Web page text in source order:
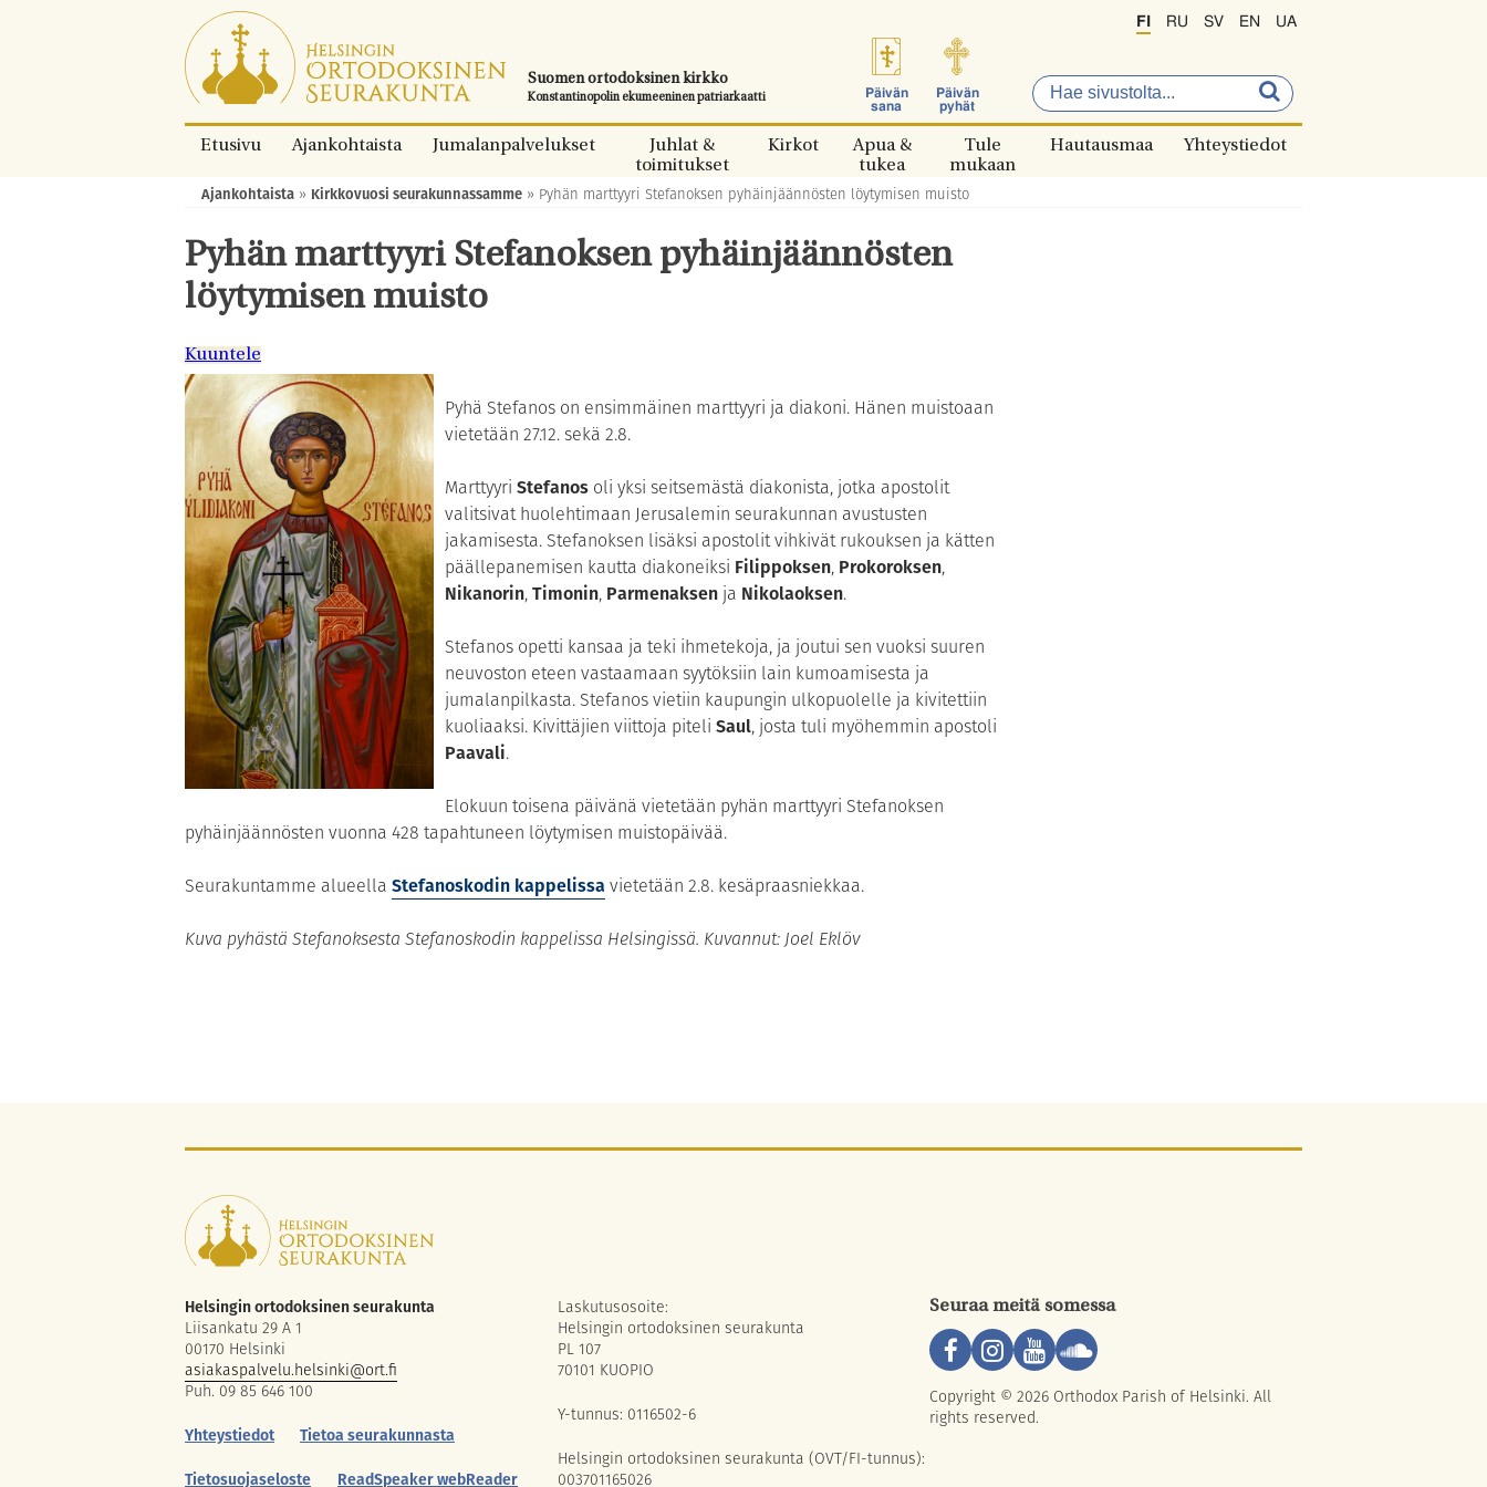
Siirry
suoraan
sisältöön.
Suomen ortodoksinen kirkko
Konstantinopolin ekumeeninen patriarkaatti
Päivän
sana
Päivän
pyhät
FI RU SV EN UA
Etusivu Ajankohtaista Jumalanpalvelukset
Juhlat &
toimitukset
Kirkot
Apua &
tukea
Tule
mukaan
Hautausmaa Yhteystiedot
Murupolku:
Ajankohtaista » Kirkkovuosi seurakunnassamme » Pyhän marttyyri Stefanoksen pyhäinjäännösten löytymisen muisto
Pyhän marttyyri Stefanoksen pyhäinjäännösten
löytymisen muisto
Kuuntele
Pyhä Stefanos on ensimmäinen marttyyri ja diakoni. Hänen muistoaan
vietetään 27.12. sekä 2.8.
Marttyyri Stefanos oli yksi seitsemästä diakonista, jotka apostolit
valitsivat huolehtimaan Jerusalemin seurakunnan avustusten
jakamisesta. Stefanoksen lisäksi apostolit vihkivät rukouksen ja kätten
päällepanemisen kautta diakoneiksi Filippoksen, Prokoroksen,
Nikanorin,Timonin, Parmenaksen ja Nikolaoksen.
Stefanos opetti kansaa ja teki ihmetekoja, ja joutui sen vuoksi suuren
neuvoston eteen vastaamaan syytöksiin lain kumoamisesta ja
jumalanpilkasta. Stefanos vietiin kaupungin ulkopuolelle ja kivitettiin
kuoliaaksi. Kivittäjien viittoja piteli Saul, josta tuli myöhemmin apostoli
Paavali.
Elokuun toisena päivänä vietetään pyhän marttyyri Stefanoksen
pyhäinjäännösten vuonna 428 tapahtuneen löytymisen muistopäivää.
Seurakuntamme alueella Stefanoskodin kappelissa vietetään 2.8. kesäpraasniekkaa.
Kuva pyhästä Stefanoksesta Stefanoskodin kappelissa Helsingissä. Kuvannut: Joel Eklöv
Helsingin ortodoksinen seurakunta
Liisankatu 29 A 1
00170 Helsinki
asiakaspalvelu.helsinki@ort.fi
Puh. 09 85 646 100
Yhteystiedot
Tietoa seurakunnasta
Tietosuojaseloste
ReadSpeaker webReader
Laskutusosoite:
Helsingin ortodoksinen seurakunta
PL 107
70101 KUOPIO
Y-tunnus: 0116502-6
Helsingin ortodoksinen seurakunta (OVT/FI-tunnus):
003701165026
Seuraa meitä somessa
Copyright © 2026 Orthodox Parish of Helsinki. All
rights reserved.